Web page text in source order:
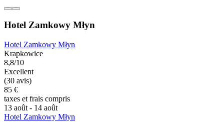
Hotel Zamkowy Młyn
Hotel Zamkowy Młyn
Krapkowice
8,8/10
Excellent
(30 avis)
85 €
taxes et frais compris
13 août - 14 août
Hotel Zamkowy Młyn